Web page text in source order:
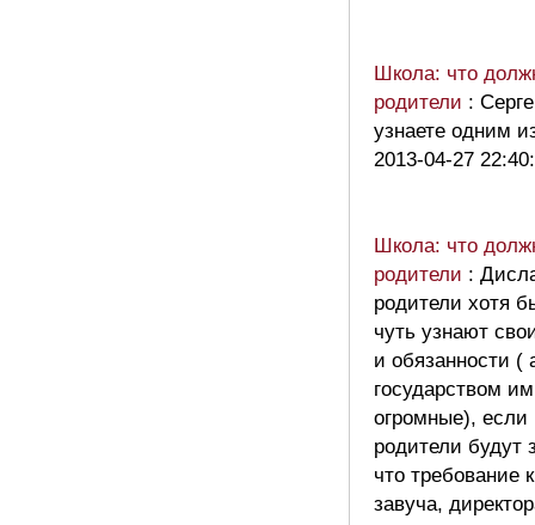
Школа: что
родители :
узнаете одним
2013-04-27
Школа: что
родители :
родители хотя
чуть узнают
и обязанности (
государством
огромные), если
родители будут
что требование
завуча,